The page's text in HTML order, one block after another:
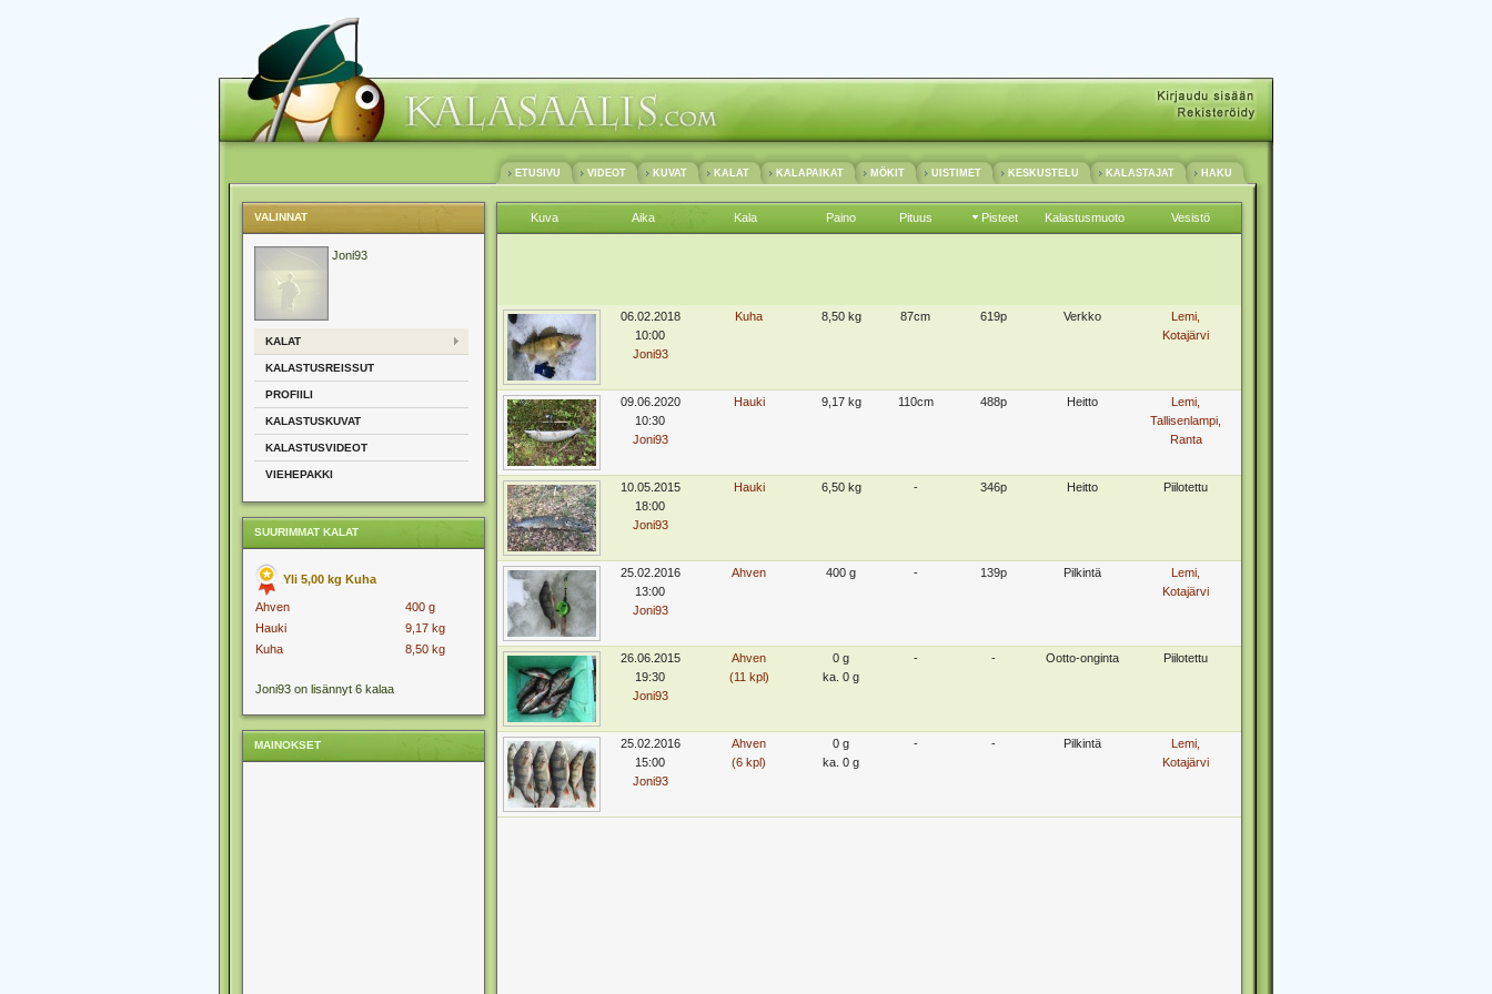
ETUSIVU VIDEOT KUVAT KALAT KALAPAIKAT MÖKIT UISTIMET KESKUSTELU KALASTAJAT HAKU
VALINNAT
Joni93
KALAT
KALASTUSREISSUT
PROFIILI
KALASTUSKUVAT
KALASTUSVIDEOT
VIEHEPAKKI
SUURIMMAT KALAT
Yli 5,00 kg Kuha
Ahven
400 g
Hauki
9,17 kg
Kuha
8,50 kg
Joni93 on lisännyt 6 kalaa
MAINOKSET
Kuva Aika Kala Paino Pituus Pisteet Kalastusmuoto Vesistö
06.02.2018
10:00
Joni93
Kuha 8,50 kg 87cm 619p Verkko
Lemi,
Kotajärvi
09.06.2020
10:30
Joni93
Hauki 9,17 kg 110cm 488p Heitto
Lemi,
Tallisenlampi,
Ranta
10.05.2015
18:00
Joni93
Hauki 6,50 kg - 346p Heitto Piilotettu
25.02.2016
13:00
Joni93
Ahven 400 g - 139p Pilkintä
Lemi,
Kotajärvi
26.06.2015
19:30
Joni93
Ahven
(11 kpl)
0 g
ka. 0 g
- - Ootto-onginta Piilotettu
25.02.2016
15:00
Joni93
Ahven
(6 kpl)
0 g
ka. 0 g
- - Pilkintä
Lemi,
Kotajärvi